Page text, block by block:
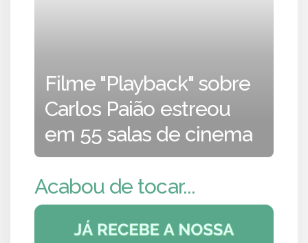
Filme "Playback" sobre
Carlos Paião estreou
em 55 salas de cinema
Acabou de tocar...